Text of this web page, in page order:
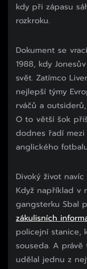
kdy při zápasu
rozkroku.
Dokument se
1988, kdy
svět. Zatímco
nejlepší týmy
rváčů a
O to větší šok
dodnes řadí
anglického
Začátek reklamy
Konec reklamy
Divoký život
Když například v
gangsterku Sbal
zákulisních
policejní stanice,
souseda. A
udělal jednu z